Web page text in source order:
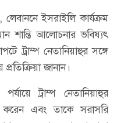
ইসরাইলি কার্যক্রম
শান্তি আলোচনার ভবিষ্যৎ
ট্রাম্প নেতানিয়াহুর সঙ্গে
জানান।
ট্রাম্প নেতানিয়াহুর
করেন এবং তাকে সরাসরি